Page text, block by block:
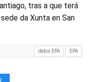
tras a que terá
da Xunta en San
datos EPA EPA